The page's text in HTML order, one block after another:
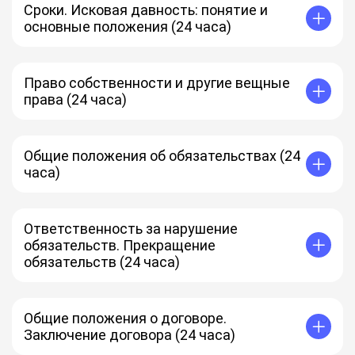
Порядок принятия решения собрания.
Недействительность решений собраний.
Понятие и субъекты представительства.
Сроки. Исковая давность: понятие и
основные положения (24 часа)
Применение исковой давности.
Право собственности и другие вещные
права (24 часа)
Общие положения о способах возникновения права
собственности.
Прекращение права собственности.
Общие положения об обязательствах (24
часа)
Общие положения об изменении обязательств.
Общие положения о перемене лиц в обязательстве.
Уступка права.
Перевод долга.
Ответственность за нарушение
обязательств. Прекращение
обязательств (24 часа)
Прекращение обязательств.
Общие положения о договоре.
Заключение договора (24 часа)